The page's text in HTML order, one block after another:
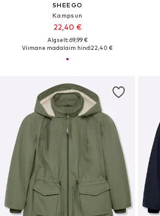
SHEEGO
Kampsun
22,40 €
Algselt: 69,99 €
Viimane madalaim hind:22,40 €